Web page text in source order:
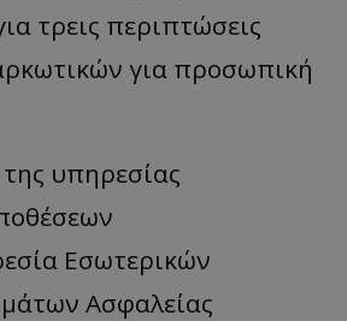
τρεις περιπτώσεις
για προσωπική
υπηρεσίας
Εσωτερικών
Ασφαλείας